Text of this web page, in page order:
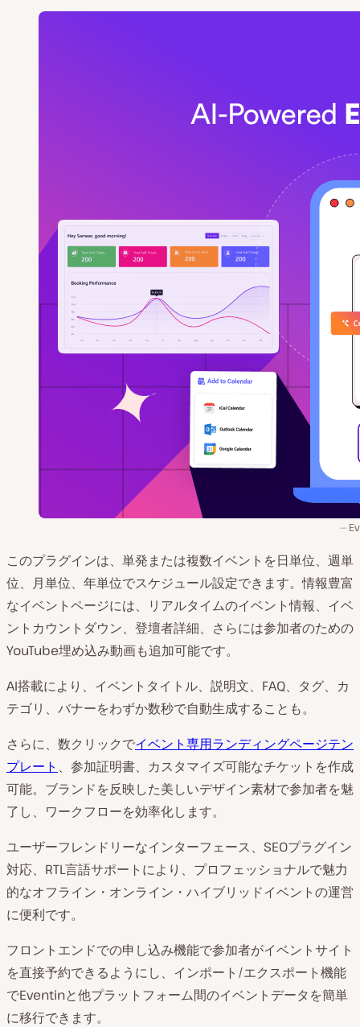
このプラグインは、単発または複数イベントを日単位、週単
位、月単位、年単位でスケジュール設定できます。情報豊富
なイベントページには、リアルタイムのイベント情報、イベ
ントカウントダウン、登壇者詳細、さらには参加者のための
YouTube埋め込み動画も追加可能です。
AI搭載により、イベントタイトル、説明文、FAQ、タグ、カ
テゴリ、バナーをわずか数秒で自動生成することも。
さらに、数クリックでイベント専用ランディングページテン
プレート 、参加証明書、カスタマイズ可能なチケットを作成
可能。ブランドを反映した美しいデザイン素材で参加者を魅
了し、ワークフローを効率化します。
ユーザーフレンドリーなインターフェース、SEOプラグイン
対応、RTL言語サポートにより、プロフェッショナルで魅力
的なオフライン・オンライン・ハイブリッドイベントの運営
に便利です。
フロントエンドでの申し込み機能で参加者がイベントサイト
を直接予約できるようにし、インポート/エクスポート機能
でEventinと他プラットフォーム間のイベントデータを簡単
に移行できます。